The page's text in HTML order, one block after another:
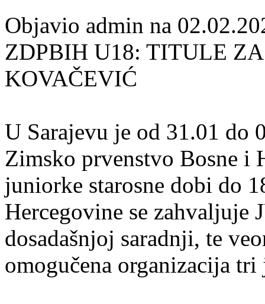
Objavio admin na
ZDPBIH U18: TITULE
KOVAČEVIĆ
U Sarajevu je od 31.01 do
Zimsko prvenstvo Bosne i
juniorke starosne dobi do
Hercegovine se zahvaljuje
dosadašnjoj saradnji, te
omogučena organizacija